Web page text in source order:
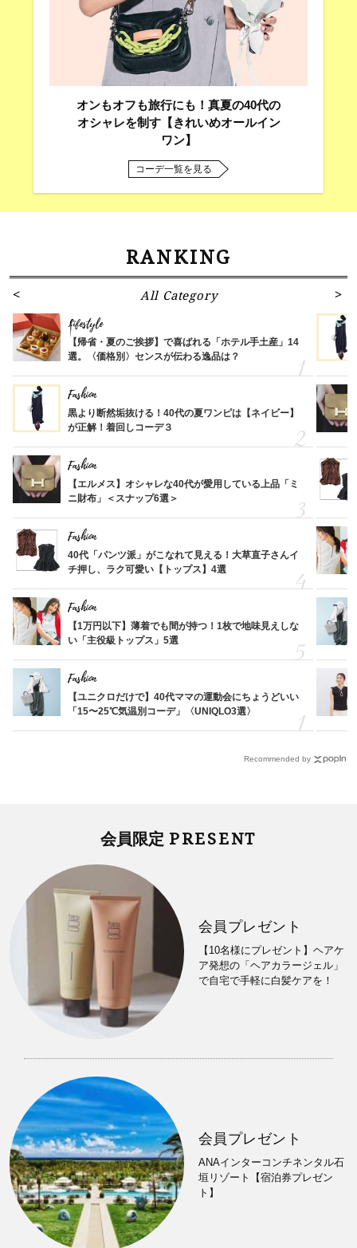
オンもオフも旅行にも！真夏の40代の
オシャレを制す【きれいめオールイン
ワン】
コーデ一覧を見る
RANKING
All Category
Lifestyle
【帰省・夏のご挨拶】で喜ばれる「ホテル手土産」14
選。〈価格別〉センスが伝わる逸品は？
Fashion
黒より断然垢抜ける！40代の夏ワンピは【ネイビー】
が正解！着回しコーデ３
Fashion
【エルメス】オシャレな40代が愛用している上品「ミ
ニ財布」＜スナップ6選＞
Fashion
40代「パンツ派」がこなれて見える！大草直子さんイ
チ押し、ラク可愛い【トップス】4選
Fashion
【1万円以下】薄着でも間が持つ！1枚で地味見えしな
い「主役級トップス」5選
Fashion
【ユニクロだけで】40代ママの運動会にちょうどいい
「15〜25℃気温別コーデ」〈UNIQLO3選〉
Recommended by
会員限定 PRESENT
会員プレゼント
【10名様にプレゼント】ヘアケ
ア発想の「ヘアカラージェル」
で自宅で手軽に白髪ケアを！
会員プレゼント
ANAインターコンチネンタル石
垣リゾート【宿泊券プレゼン
ト】